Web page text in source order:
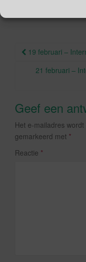
b
o
19 februari –
21 februari –
Geef een
Het e-mailadres
gemarkeerd met *
Reactie *